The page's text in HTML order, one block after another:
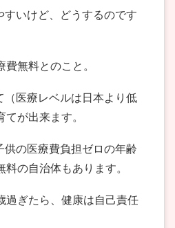
すいけど、どうするのです
無料とのこと。
（医療レベルは日本より低
が出来ます。
供の医療費負担ゼロの年齢
の自治体もあります。
過ぎたら、健康は自己責任